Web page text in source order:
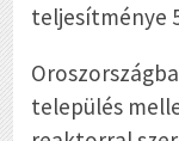
teljesítménye
település